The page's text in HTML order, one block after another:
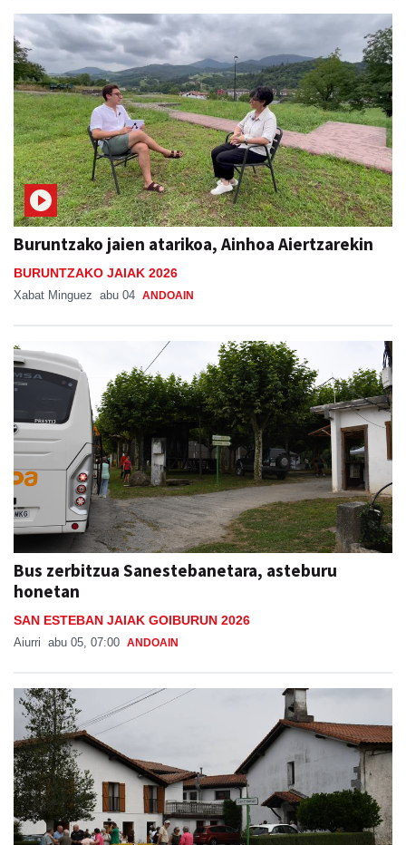
Buruntzako jaien atarikoa, Ainhoa Aiertzarekin
BURUNTZAKO JAIAK 2026
Xabat Minguez abu 04 ANDOAIN
Bus zerbitzua Sanestebanetara, asteburu
honetan
SAN ESTEBAN JAIAK GOIBURUN 2026
Aiurri abu 05, 07:00 ANDOAIN